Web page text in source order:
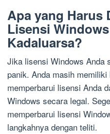
Apa yang Harus
Lisensi
Kadaluarsa?
Jika lisensi Windows Anda
panik. Anda masih
memperbarui lisensi Anda
Windows secara legal.
memperbarui lisensi
langkahnya dengan teliti.